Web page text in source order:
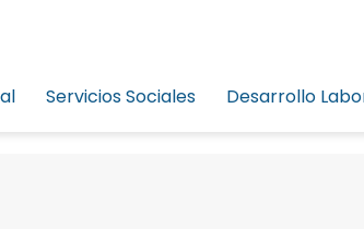
Servicios Sociales Desarrollo